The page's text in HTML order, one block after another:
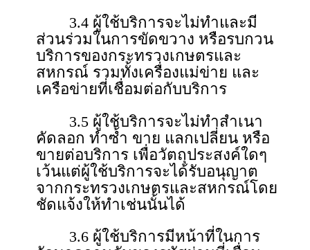
3.4 ผู้ใช้บริการจะไม่ทําและมี
ส่วนร่วมในการขัดขวาง หรือรบกวน
บริการของกระทรวงเกษตรและ
สหกรณ์ รวมทั้งเครื่องแม่ข่าย และ
เครือข่ายที่เชื่อมต่อกับบริการ
3.5 ผู้ใช้บริการจะไม่ทําสําเนา
คัดลอก ทําซ้ำ ขาย แลกเปลี่ยน หรือ
ขายต่อบริการ เพื่อวัตถุประสงค์ใดๆ
เว้นแต่ผู้ใช้บริการจะได้รับอนุญาต
จากกระทรวงเกษตรและสหกรณ์โดย
ชัดแจ้งให้ทําเช่นนั้นได้
3.6 ผู้ใช้บริการมีหน้าที่ในการ